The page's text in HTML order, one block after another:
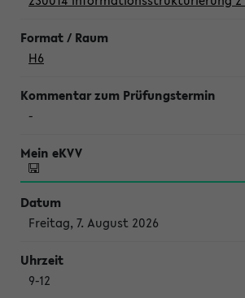
H6
-
Freitag, 7. August 2026
9-12